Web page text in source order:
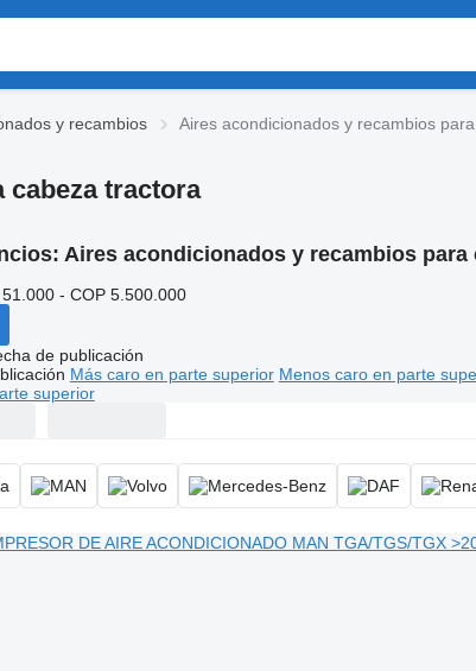
y recambios Aires acondicionados y recambios
cabeza tractora
Aires acondicionados y recambios para
- COP 5.500.000
de publicación
Más caro en parte superior Menos caro en parte
superior